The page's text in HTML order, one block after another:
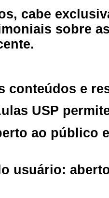
cabe
sobre
conteúdos e
USP
ao público
usuário: